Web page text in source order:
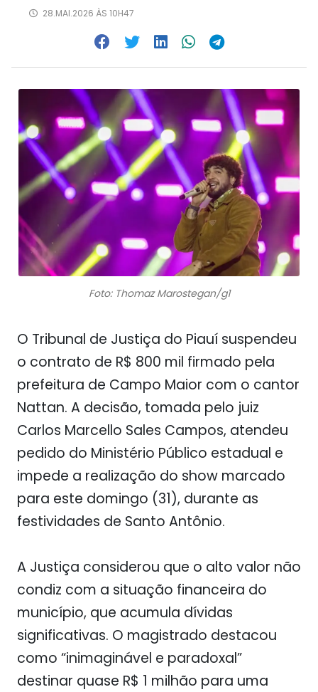
28.MAI.2026 ÀS 10H47
Foto: Thomaz Marostegan/g1
O Tribunal de Justiça do Piauí suspendeu
o contrato de R$ 800 mil firmado pela
prefeitura de Campo Maior com o cantor
Nattan. A decisão, tomada pelo juiz
Carlos Marcello Sales Campos, atendeu
pedido do Ministério Público estadual e
impede a realização do show marcado
para este domingo (31), durante as
festividades de Santo Antônio.
A Justiça considerou que o alto valor não
condiz com a situação financeira do
município, que acumula dívidas
significativas. O magistrado destacou
como “inimaginável e paradoxal”
destinar quase R$ 1 milhão para uma